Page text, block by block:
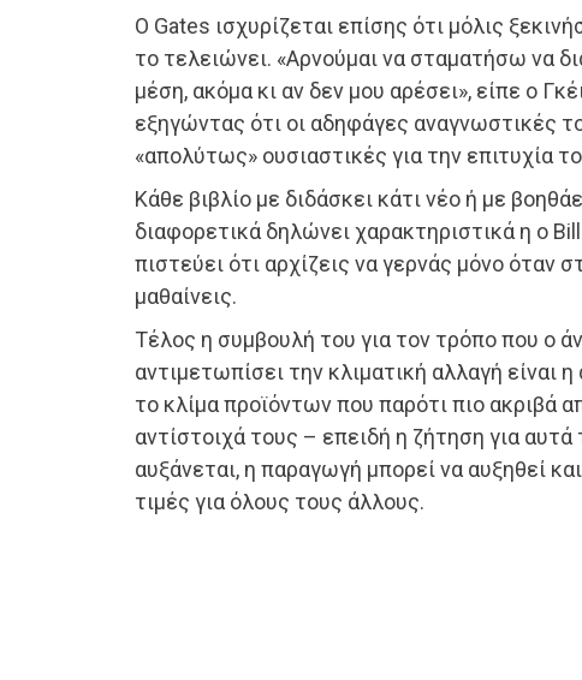
Ο Gates ισχυρίζεται επίσης ότι μόλις
το τελειώνει. «Αρνούμαι να σταματήσω να
μέση, ακόμα κι αν δεν μου αρέσει», είπε ο
εξηγώντας ότι οι αδηφάγες αναγνωστικές
«απολύτως» ουσιαστικές για την επιτυχία
Κάθε βιβλίο με διδάσκει κάτι νέο ή με
διαφορετικά δηλώνει χαρακτηριστικά η ο
πιστεύει ότι αρχίζεις να γερνάς μόνο όταν
μαθαίνεις.
Tέλος η συμβουλή του για τον τρόπο που ο
αντιμετωπίσει την κλιματική αλλαγή είναι
το κλίμα προϊόντων που παρότι πιο ακριβά
αντίστοιχά τους – επειδή η ζήτηση για αυτά
αυξάνεται, η παραγωγή μπορεί να αυξηθεί
τιμές για όλους τους άλλους.